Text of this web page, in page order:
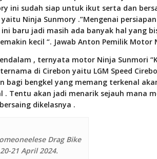
ini sudah siap untuk ikut serta dan
Ninja Sunmory .”Mengenai
baru jadi masih ada banyak hal yang
kecil “. Jawab Anton Pemilik Motor
, ternyata motor Ninja Sunmori
di Cirebon yaitu LGM Speed
bagi bengkel yang memang terkenal
. Tentu akan jadi menarik sejauh mana
dikelasnya .
Drag Bike
21 April 2024.